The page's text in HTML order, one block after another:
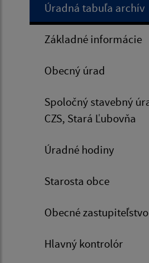
Úradná tabuľa archív
Základné informácie
Obecný úrad
Spoločný stavebný
CZS, Stará Ľubovňa
Úradné hodiny
Starosta obce
Obecné zastupiteľstvo
Hlavný kontrolór